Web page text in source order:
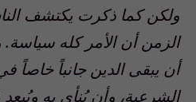
ولكن كما ذكرت يكتشف
الزمن أن الأمر كله
أن يبقى الدين جانباً خاصاً
الشرعية، وأن يُنأى به